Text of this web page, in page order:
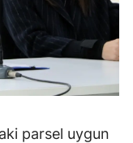
parsel uygun